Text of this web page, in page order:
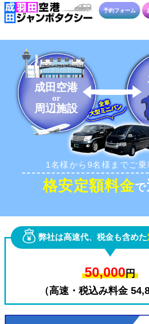
成田空港
料金表
車種・荷物 お支払方法
お問合せ 予約
予約フォーム
成田空港
or
周辺施設
1名様から9名様までご乗
格安定額料金で
弊社は高速代、税金も含めた
50,000円
（高速・税込み料金